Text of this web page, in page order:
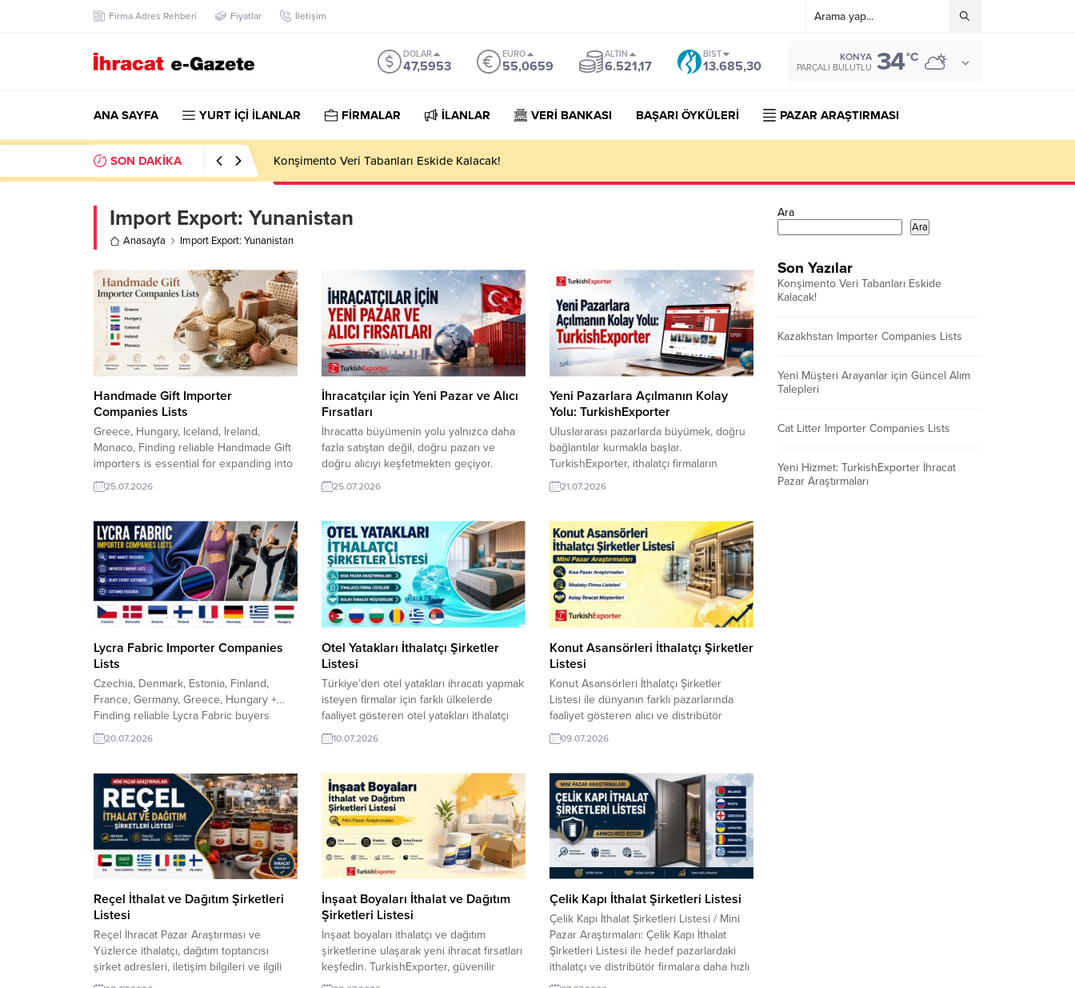
Firma Adres Rehberi Fiyatlar İletişim
DOLAR
47,5953
EURO
55,0659
ALTIN
6.521,17
BIST
13.685,30
KONYA
PARÇALI BULUTLU 34°C
ANA SAYFA YURT İÇİ İLANLAR FİRMALAR İLANLAR VERİ BANKASI BAŞARI ÖYKÜLERİ PAZAR ARAŞTIRMASI
SON DAKİKA Kazakhstan Importer Companies Lists
Import Export: Yunanistan
Anasayfa Import Export: Yunanistan
Handmade Gift Importer
Companies Lists
Greece, Hungary, Iceland, Ireland,
Monaco, Finding reliable Handmade Gift
importers is essential for expanding into
international markets. TurkishExporter
provides verified importer and distributor
Iceland, Ireland, and Monaco, helping
Turkish suppliers reach the right buyers
faster. These targeted business contacts
support effective export marketing,
reduce market...
25.07.2026
İhracatçılar için Yeni Pazar ve Alıcı
Fırsatları
İhracatta büyümenin yolu yalnızca daha
fazla satıştan değil, doğru pazarı ve
doğru alıcıyı keşfetmekten geçiyor.
Dünyanın farklı noktalarından yayınlanan
güncel satın alma talepleri, Türk
potansiyel müşterilerle temas kurma
fırsatı sunuyor. Her yeni bağlantı, kalıcı
bir ticaret ortaklığının başlangıcı olabilir.
Iraklı Firma, Buğday Unu Ambalajı...
25.07.2026
Yeni Pazarlara Açılmanın Kolay
Yolu: TurkishExporter
Uluslararası pazarlarda büyümek, doğru
bağlantılar kurmakla başlar.
TurkishExporter, ithalatçı firmaların
güncel satın alma taleplerini tek
platformda sunarak ihracatçılara yeni
yeni talep, yeni bir pazar ve uzun vadeli
bir iş ortaklığı için önemli bir başlangıç
olabilir. Kuveytli Toptancı, Şişelenmiş
Mineralli Su Almak İstiyorAvusturyalı
Şirket, Türkiye’den İpek...
21.07.2026
Lycra Fabric Importer Companies
Lists
Czechia, Denmark, Estonia, Finland,
France, Germany, Greece, Hungary +…
Finding reliable Lycra Fabric buyers
starts with accurate market intelligence.
Our Importer Companies Lists help
importers, distributors, and wholesale
companies across Czechia, Denmark,
Estonia, Finland, France, Germany,
Greece, and Hungary. Save time, reach
qualified customers, and discover...
20.07.2026
Otel Yatakları İthalatçı Şirketler
Listesi
Türkiye’den otel yatakları ihracatı yapmak
isteyen firmalar için farklı ülkelerde
faaliyet gösteren otel yatakları ithalatçı
şirket listeleri, güvenilir alıcı bilgileri ve
hedef pazar analizleri TurkishExporter ile
ihracat şirketlerine yönelik el çantaları
ihracat pazar araştırması ve yüzlerce
ithalatçı firma, dağıtım toptancısı hizmet
şirket adresleri, iletişim bilgileri...
10.07.2026
Konut Asansörleri İthalatçı Şirketler
Listesi
Konut Asansörleri İthalatçı Şirketler
Listesi ile dünyanın farklı pazarlarında
faaliyet gösteren alıcı ve distribütör
firmalara ulaşın. TurkishExporter, yeni
ihracat fırsatlarını keşfetmeniz ve doğru
güncel veriler sunar. Türk ihracat
şirketlerine yönelik konut asansörleri
ihracat pazar araştırması ve yüzlerce
ithalatçı firma, dağıtım toptancısı hizmet
şirket adresleri, iletişim bilgileri...
09.07.2026
Reçel İthalat ve Dağıtım Şirketleri
Listesi
Reçel İhracat Pazar Araştırması ve
Yüzlerce ithalatçı, dağıtım toptancısı
şirket adresleri, iletişim bilgileri ve ilgili
oldukları konular. Reçel ithalat ve dağıtım
İnşaat Boyaları İthalat ve Dağıtım
Şirketleri Listesi
İnşaat boyaları ithalatçı ve dağıtım
şirketlerine ulaşarak yeni ihracat fırsatları
keşfedin. TurkishExporter, güvenilir
alıcılar, güncel firma listeleri ve hedef
Çelik Kapı İthalat Şirketleri Listesi
Çelik Kapı İthalat Şirketleri Listesi / Mini
Pazar Araştırmaları: Çelik Kapı İthalat
Şirketleri Listesi ile hedef pazarlardaki
ithalatçı ve distribütör firmalara daha hızlı
ulaşın. TurkishExporter doğrulanmış firma
Ara
Ara
Son Yazılar
Konşimento Veri Tabanları Eskide
Kalacak!
Kazakhstan Importer Companies Lists
Yeni Müşteri Arayanlar için Güncel Alım
Talepleri
Cat Litter Importer Companies Lists
Yeni Hizmet: TurkishExporter İhracat
Pazar Araştırmaları